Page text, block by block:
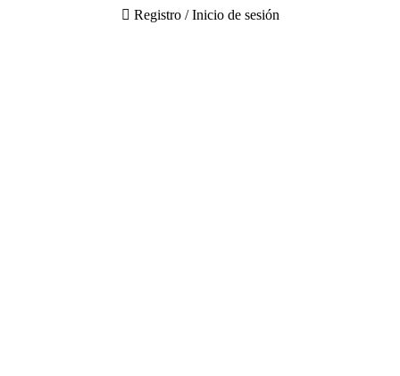
Registro / Inicio de sesión